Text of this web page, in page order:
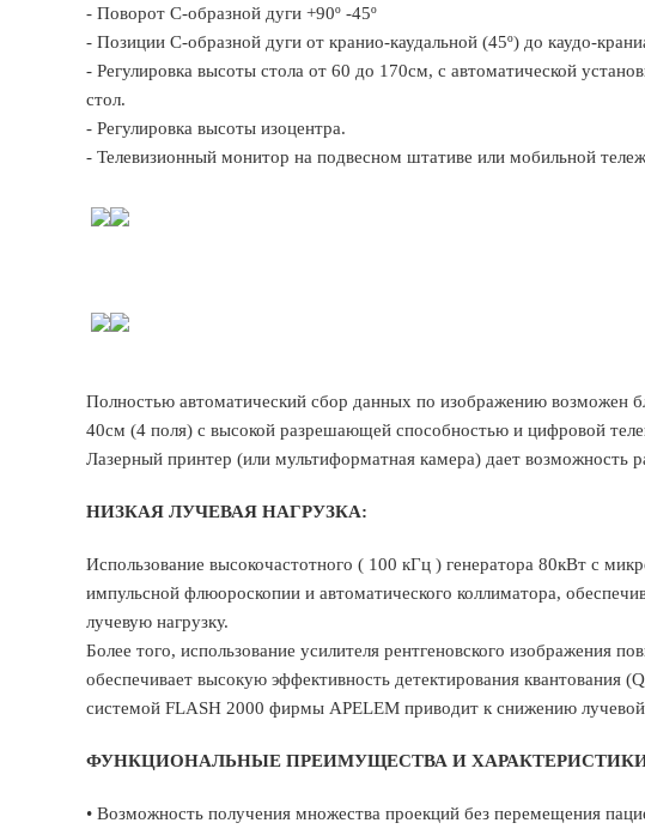
- Поворот C-образной дуги +90º -45º
- Позиции C-образной дуги от кранио-каудальной (45º) до каудо-
- Регулировка высоты стола от 60 до 170см, с автоматической
стол.
- Регулировка высоты изоцентра.
- Телевизионный монитор на подвесном штативе или мобильной
Полностью автоматический сбор данных по изображению возможен
40см (4 поля) с высокой разрешающей способностью и цифровой
Лазерный принтер (или мультиформатная камера) дает возможность
НИЗКАЯ ЛУЧЕВАЯ НАГРУЗКА:
Использование высокочастотного ( 100 кГц ) генератора 80кВт с
импульсной флюороскопии и автоматического коллиматора,
лучевую нагрузку.
Более того, использование усилителя рентгеновского
обеспечивает высокую эффективность детектирования квантования
системой FLASH 2000 фирмы APELEM приводит к снижению лучевой
ФУНКЦИОНАЛЬНЫЕ ПРЕИМУЩЕСТВА И
• Возможность получения множества проекций без перемещения